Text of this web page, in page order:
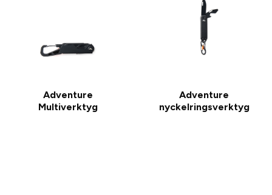
Adventure
Multiverktyg
Adventure
nyckelringsverktyg